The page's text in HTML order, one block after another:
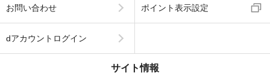
お問い合わせ ポイント表示設定
dアカウントログイン
サイト情報